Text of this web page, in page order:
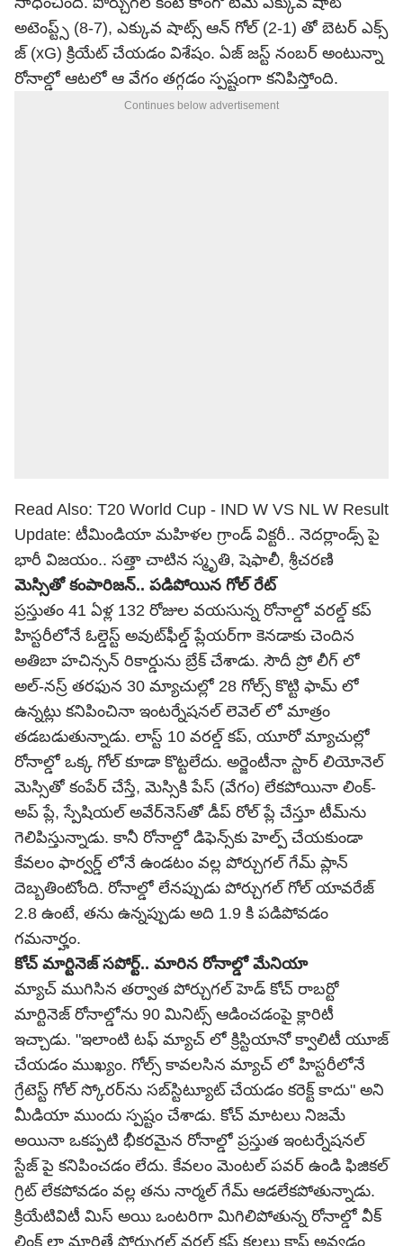
అటెంప్ట్స్ (8-7), ఎక్కువ షాట్స్ ఆన్ గోల్ (2-1) తో బెటర్ ఎక్స్
జ్ (xG) క్రియేట్ చేయడం విశేషం. ఏజ్ జస్ట్ నంబర్ అంటున్నా
రోనాల్డో ఆటలో ఆ వేగం తగ్గడం స్పష్టంగా కనిపిస్తోంది.
Continues below advertisement
Read Also: T20 World Cup - IND W VS NL W Result
Update: టీమిండియా మ‌హిళ‌ల గ్రాండ్ విక్ట‌రీ.. నెదర్లాండ్స్ పై
భారీ విజ‌యం.. స‌త్తా చాటిన స్మృతి, షెఫాలీ, శ్రీచ‌ర‌ణి
మెస్సితో కంపారిజన్.. పడిపోయిన గోల్ రేట్
ప్రస్తుతం 41 ఏళ్ల 132 రోజుల వయసున్న రోనాల్డో వరల్డ్ కప్
హిస్టరీలోనే ఓల్డెస్ట్ అవుట్‌ఫీల్డ్ ప్లేయర్‌గా కెనడాకు చెందిన
అతిబా హచిన్సన్ రికార్డును బ్రేక్ చేశాడు. సౌదీ ప్రో లీగ్ లో
అల్-నస్ర్ తరఫున 30 మ్యాచుల్లో 28 గోల్స్ కొట్టి ఫామ్ లో
ఉన్నట్లు కనిపించినా ఇంటర్నేషనల్ లెవెల్ లో మాత్రం
తడబడుతున్నాడు. లాస్ట్ 10 వరల్డ్ కప్, యూరో మ్యాచుల్లో
రోనాల్డో ఒక్క గోల్ కూడా కొట్టలేదు. అర్జెంటీనా స్టార్ లియోనెల్
మెస్సితో కంపేర్ చేస్తే, మెస్సికి పేస్ (వేగం) లేకపోయినా లింక్-
అప్ ప్లే, స్పేషియల్ అవేర్‌నెస్‌తో డీప్ రోల్ ప్లే చేస్తూ టీమ్‌ను
గెలిపిస్తున్నాడు. కానీ రోనాల్డో డిఫెన్స్‌కు హెల్ప్ చేయకుండా
కేవలం ఫార్వర్డ్ లోనే ఉండటం వల్ల పోర్చుగల్ గేమ్ ప్లాన్
దెబ్బతింటోంది. రోనాల్డో లేనప్పుడు పోర్చుగల్ గోల్ యావరేజ్
2.8 ఉంటే, తను ఉన్నప్పుడు అది 1.9 కి పడిపోవడం
గమనార్హం.
కోచ్ మార్టినెజ్ సపోర్ట్.. మారిన రోనాల్డో మేనియా
మ్యాచ్ ముగిసిన తర్వాత పోర్చుగల్ హెడ్ కోచ్ రాబర్టో
మార్టినెజ్ రోనాల్డోను 90 మినిట్స్ ఆడించడంపై క్లారిటీ
ఇచ్చాడు. "ఇలాంటి టఫ్ మ్యాచ్ లో క్రిస్టియానో క్వాలిటీ యూజ్
చేయడం ముఖ్యం. గోల్స్ కావలసిన మ్యాచ్ లో హిస్టరీలోనే
గ్రేటెస్ట్ గోల్ స్కోరర్‌ను సబ్‌స్టిట్యూట్ చేయడం కరెక్ట్ కాదు" అని
మీడియా ముందు స్పష్టం చేశాడు. కోచ్ మాటలు నిజమే
అయినా ఒకప్పటి భీకరమైన రోనాల్డో ప్రస్తుత ఇంటర్నేషనల్
స్టేజ్ పై కనిపించడం లేదు. కేవలం మెంటల్ పవర్ ఉండి ఫిజికల్
గ్రిట్ లేకపోవడం వల్ల తను నార్మల్ గేమ్ ఆడలేకపోతున్నాడు.
క్రియేటివిటీ మిస్ అయి ఒంటరిగా మిగిలిపోతున్న రోనాల్డో వీక్
లింక్ లా మారితే పోర్చుగల్ వరల్డ్ కప్ కలలు క్రాష్ అవ్వడం